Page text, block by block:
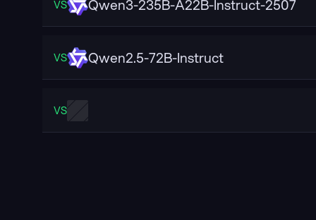
VS Qwen3-235B-A22B-Instruct-2507
VS Qwen2.5-72B-Instruct
VS